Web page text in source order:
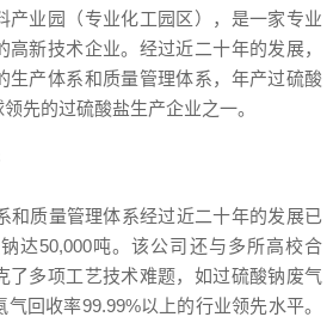
产业园（专业化工园区），是一家专业
新技术企业。经过近二十年的发展，
生产体系和质量管理体系，年产过硫酸
先的过硫酸盐生产企业之一。
和质量管理体系经过近二十年的发展已
达50,000吨。该公司还与多所高校合
了多项工艺技术难题，如过硫酸钠废气
回收率99.99%以上的行业领先水平。